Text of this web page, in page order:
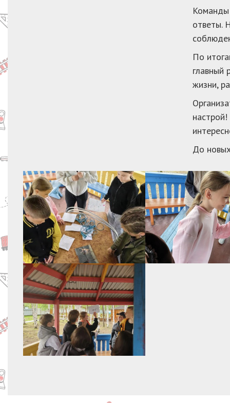
Команды
ответы.
По
главный
жизни,
До